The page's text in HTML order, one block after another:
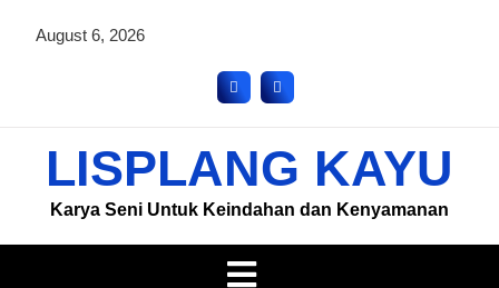
August 6, 2026
LISPLANG KAYU
Karya Seni Untuk Keindahan dan Kenyamanan